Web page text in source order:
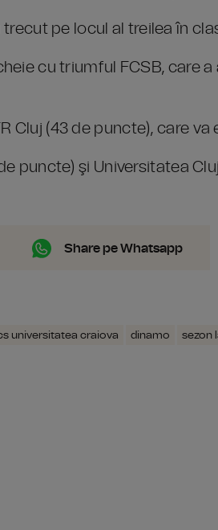
trecut pe locul al treilea în
cu triumful FCSB, care
Cluj (43 de puncte), care va
puncte) şi Universitatea
Share pe Whatsapp
universitatea craiova dinamo sezon